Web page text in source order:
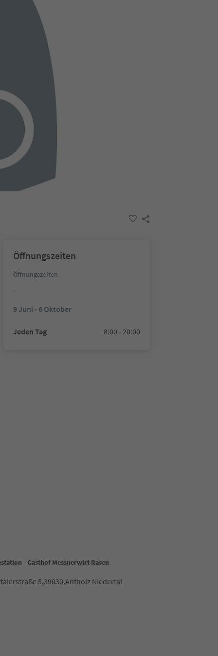
Öffnungszeiten
Öffnungszeiten
9 Juni - 6 Oktober
Jeden Tag 8:00 - 20:00
- Gasthof Messnerwirt Rasen
5,39030,Antholz Niedertal